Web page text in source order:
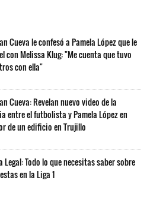
Cueva le confesó a Pamela López que le
con Melissa Klug: "Me cuenta que tuvo
con ella"
Cueva: Revelan nuevo video de la
entre el futbolista y Pamela López en
de un edificio en Trujillo
Legal: Todo lo que necesitas saber sobre
en la Liga 1